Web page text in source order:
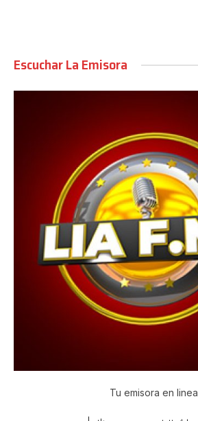
Escuchar La Emisora
Tu emisora en linea